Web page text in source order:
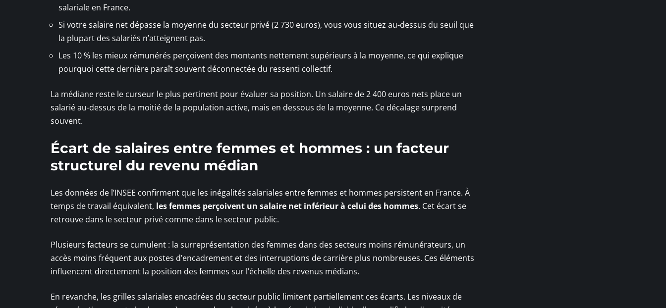
salariale en France.
Si votre salaire net dépasse la moyenne du secteur privé (2 730 euros), vous vous situez au-dessus du seuil que
la plupart des salariés n’atteignent pas.
Les 10 % les mieux rémunérés perçoivent des montants nettement supérieurs à la moyenne, ce qui explique
pourquoi cette dernière paraît souvent déconnectée du ressenti collectif.
La médiane reste le curseur le plus pertinent pour évaluer sa position. Un salaire de 2 400 euros nets place un
salarié au-dessus de la moitié de la population active, mais en dessous de la moyenne. Ce décalage surprend
souvent.
Écart de salaires entre femmes et hommes : un facteur
structurel du revenu médian
Les données de l’INSEE confirment que les inégalités salariales entre femmes et hommes persistent en France. À
temps de travail équivalent, les femmes perçoivent un salaire net inférieur à celui des hommes. Cet écart se
retrouve dans le secteur privé comme dans le secteur public.
Plusieurs facteurs se cumulent : la surreprésentation des femmes dans des secteurs moins rémunérateurs, un
accès moins fréquent aux postes d’encadrement et des interruptions de carrière plus nombreuses. Ces éléments
influencent directement la position des femmes sur l’échelle des revenus médians.
En revanche, les grilles salariales encadrées du secteur public limitent partiellement ces écarts. Les niveaux de